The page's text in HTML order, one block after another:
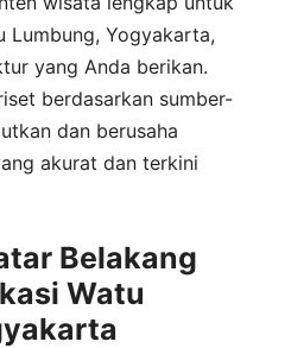
Lumbung, Yogyakarta,
yang Anda berikan.
berdasarkan sumber-
dan berusaha
akurat dan terkini
Belakang
Watu